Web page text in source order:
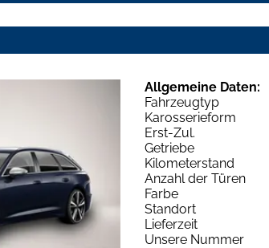
Allgemeine Daten:
Fahrzeugtyp
Karosserieform
Erst-Zul.
Getriebe
Kilometerstand
Anzahl der Türen
Farbe
Standort
Lieferzeit
Unsere Nummer